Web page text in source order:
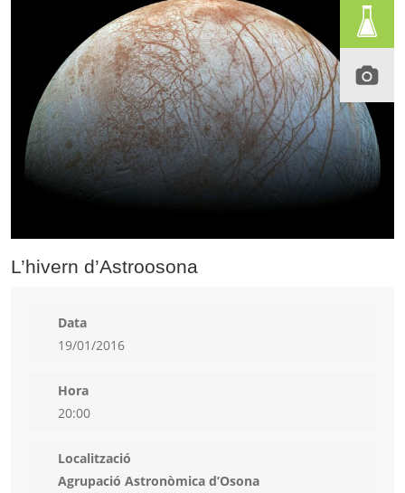
L’hivern d’Astroosona
Data
19/01/2016
Hora
20:00
Localització
Agrupació Astronòmica d’Osona